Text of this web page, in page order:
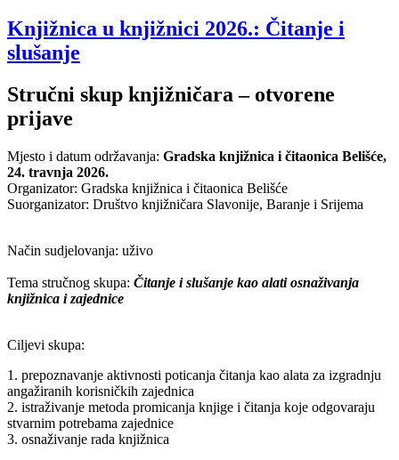
Knjižnica u knjižnici 2026.: Čitanje i
slušanje
Stručni skup knjižničara – otvorene
prijave
Mjesto i datum održavanja: Gradska knjižnica i čitaonica Belišće,
24. travnja 2026.
Organizator: Gradska knjižnica i čitaonica Belišće
Suorganizator: Društvo knjižničara Slavonije, Baranje i Srijema
Način sudjelovanja: uživo
Tema stručnog skupa: Čitanje i slušanje kao alati osnaživanja
knjižnica i zajednice
Ciljevi skupa:
1. prepoznavanje aktivnosti poticanja čitanja kao alata za izgradnju
angažiranih korisničkih zajednica
2. istraživanje metoda promicanja knjige i čitanja koje odgovaraju
stvarnim potrebama zajednice
3. osnaživanje rada knjižnica